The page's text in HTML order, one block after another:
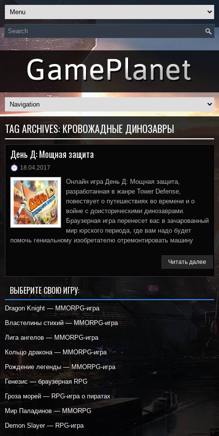
TAG ARCHIVES:КРОВОЖАДНЫЕ ДИНОЗАВРЫ
День Д: Мощная защита
18.04.2017
Онлайн игра День Д: Мощная защита,
разработанная в жанре Tower Defense,
повествует о путешествиях во времени и о
войне с доисторическими динозаврами.
Браузерная игра перенесет вас в зачарованный
мир юрского периода, где вам надо будет
помочь гениальному изобретателю отремонтировать машину
Читать далее
ВЫБЕРИТЕ СВОЮ ИГРУ:
Dragon Knight — MMORPG-игра
Властелины стихий — MMORPG-игра
Лига ангелов — MMORPG-игра
Кольцо дракона — MMORPG-игра
Рождение легенды — MMORPG-игра
Генезис — браузерная RPG
Гроза морей — RPG-игра о пиратах
Мир Паладинов — MMORPG
Demon Slayer — RPG-игра